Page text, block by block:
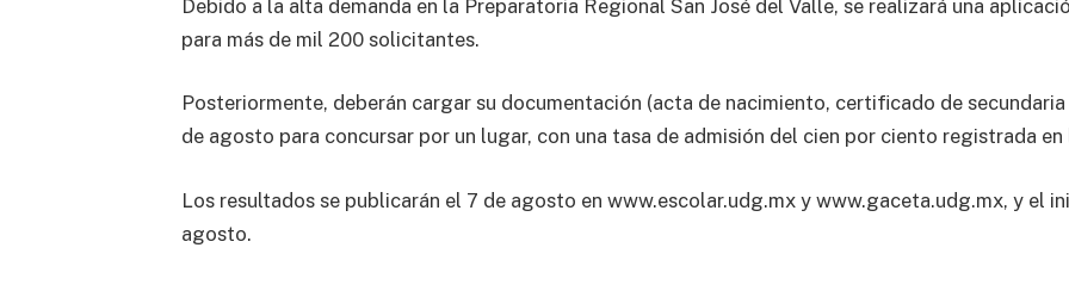
Debido a la alta demanda en la Preparatoria Regional San José del Valle, se realizará una
para más de mil 200 solicitantes.
Posteriormente, deberán cargar su documentación (acta de nacimiento, certificado de
de agosto para concursar por un lugar, con una tasa de admisión del cien por ciento registrada
Los resultados se publicarán el 7 de agosto en www.escolar.udg.mx y www.gaceta.udg.mx, y el
agosto.